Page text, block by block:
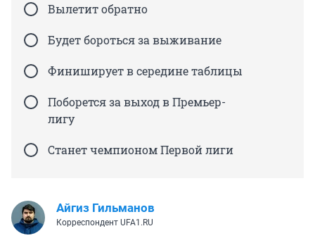
Вылетит обратно
Будет бороться за выживание
Финиширует в середине таблицы
Поборется за выход в Премьер-
лигу
Станет чемпионом Первой лиги
Айгиз Гильманов
Корреспондент UFA1.RU